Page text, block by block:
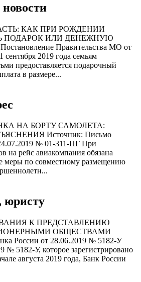
КАК ПРИ РОЖДЕНИИ
ПОДАРОК ИЛИ ДЕНЕЖНУЮ
Правительства МО от
2019 года семьям
предоставляется подарочный
в размере...
НА БОРТУ САМОЛЕТА:
Источник: Письмо
№ 01-311-ПГ При
на рейс авиакомпания обязана
меры по совместному размещению
юристу
К ПРЕДСТАВЛЕНИЮ
ОБЩЕСТВАМИ
России от 28.06.2019 № 5182-У
№ 5182-У, которое зарегистрировано
августа 2019 года, Банк России